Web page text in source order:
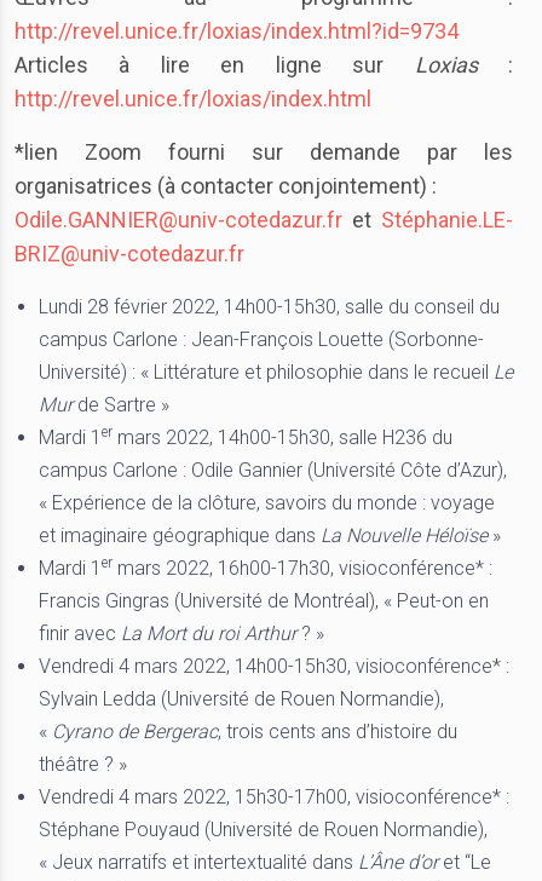
http://revel.unice.fr/loxias/index.html?id=9734
Articles à lire en ligne sur Loxias:
http://revel.unice.fr/loxias/index.html
*lien Zoom fourni sur demande par les
organisatrices (à contacter conjointement) :
Odile.GANNIER@univ-cotedazur.fr et Stéphanie.LE-
BRIZ@univ-cotedazur.fr
Lundi 28 février 2022, 14h00-15h30, salle du conseil du
campus Carlone : Jean-François Louette (Sorbonne-
Université) : « Littérature et philosophie dans le recueil Le
Murde Sartre »
Mardi 1 er mars 2022, 14h00-15h30, salle H236 du
campus Carlone : Odile Gannier (Université Côte d’Azur),
« Expérience de la clôture, savoirs du monde : voyage
et imaginaire géographique dans La Nouvelle Héloïse»
Mardi 1 er mars 2022, 16h00-17h30, visioconférence* :
Francis Gingras (Université de Montréal), « Peut-on en
finir avec La Mort du roi Arthur? »
Vendredi 4 mars 2022, 14h00-15h30, visioconférence* :
Sylvain Ledda (Université de Rouen Normandie),
« Cyrano de Bergerac, trois cents ans d’histoire du
théâtre ? »
Vendredi 4 mars 2022, 15h30-17h00, visioconférence* :
Stéphane Pouyaud (Université de Rouen Normandie),
« Jeux narratifs et intertextualité dans L’Âne d’oret “Le